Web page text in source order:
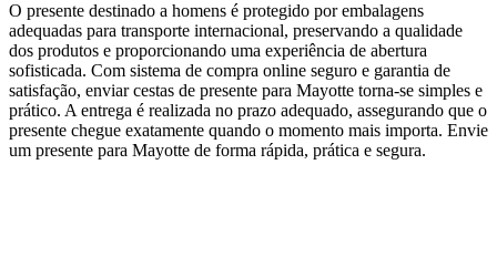
O presente destinado a homens é protegido por embalagens
adequadas para transporte internacional, preservando a qualidade
dos produtos e proporcionando uma experiência de abertura
sofisticada. Com sistema de compra online seguro e garantia de
satisfação, enviar cestas de presente para Mayotte torna-se simples e
prático. A entrega é realizada no prazo adequado, assegurando que o
presente chegue exatamente quando o momento mais importa. Envie
um presente para Mayotte de forma rápida, prática e segura.